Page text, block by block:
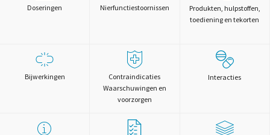
Doseringen Nierfunctiestoornissen
Produkten, hulpstoffen,
toediening en tekorten
Bijwerkingen
Contraindicaties
Waarschuwingen en
voorzorgen
Interacties